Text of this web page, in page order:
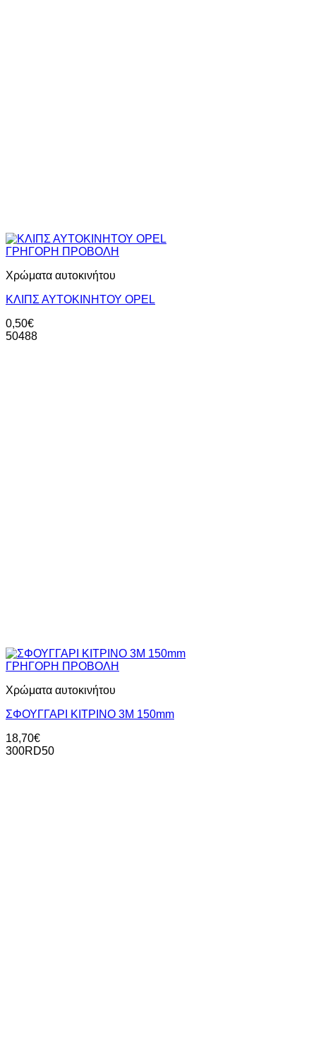
ΓΡΗΓΟΡΗ ΠΡΟΒΟΛΗ
Χρώματα αυτοκινήτου
ΚΛΙΠΣ ΑΥΤΟΚΙΝΗΤΟΥ OPEL
0,50€
50488
ΓΡΗΓΟΡΗ ΠΡΟΒΟΛΗ
Χρώματα αυτοκινήτου
ΣΦΟΥΓΓΑΡΙ ΚΙΤΡΙΝΟ 3Μ 150mm
18,70€
300RD50